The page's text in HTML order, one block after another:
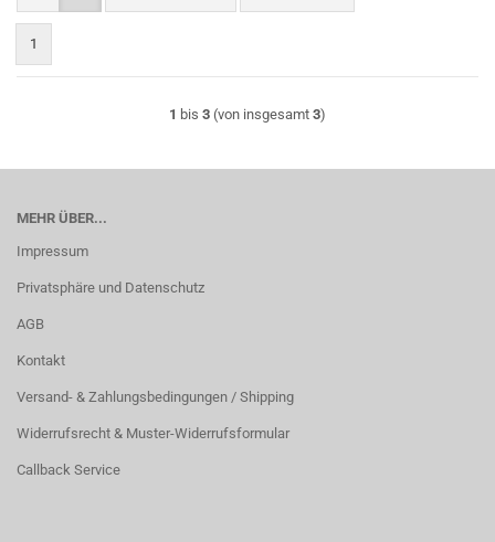
1
1 bis 3 (von insgesamt 3)
MEHR ÜBER...
Impressum
Privatsphäre und Datenschutz
AGB
Kontakt
Versand- & Zahlungsbedingungen / Shipping
Widerrufsrecht & Muster-Widerrufsformular
Callback Service